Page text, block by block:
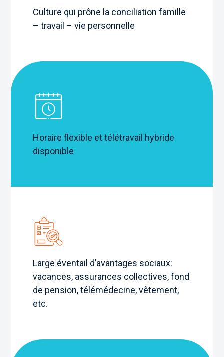
Culture qui prône la conciliation famille
– travail – vie personnelle
Horaire flexible et télétravail hybride
disponible
Large éventail d’avantages sociaux:
vacances, assurances collectives, fond
de pension, télémédecine, vêtement,
etc.